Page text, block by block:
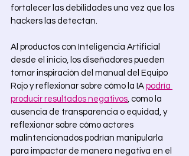
fortalecer las debilidades una vez que los
hackers las detectan.
Al productos con Inteligencia Artificial
desde el inicio, los diseñadores pueden
tomar inspiración del manual del Equipo
Rojo y reflexionar sobre cómo la IA podría
producir resultados negativos , como la
ausencia de transparencia o equidad, y
reflexionar sobre cómo actores
malintencionados podrían manipularla
para impactar de manera negativa en el